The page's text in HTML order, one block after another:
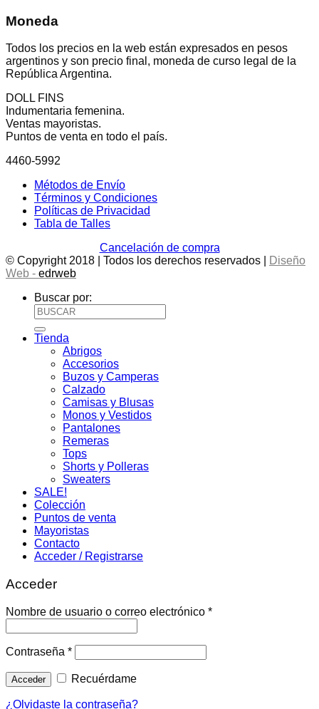
Moneda
Todos los precios en la web están expresados en pesos
argentinos y son precio final, moneda de curso legal de la
República Argentina.
DOLL FINS
Indumentaria femenina.
Ventas mayoristas.
Puntos de venta en todo el país.
4460-5992
Métodos de Envío
Términos y Condiciones
Políticas de Privacidad
Tabla de Talles
Cancelación de compra
© Copyright 2018 | Todos los derechos reservados |
Diseño
Web - edrweb
Buscar por:
Tienda
Abrigos
Accesorios
Buzos y Camperas
Calzado
Camisas y Blusas
Monos y Vestidos
Pantalones
Remeras
Tops
Shorts y Polleras
Sweaters
SALE!
Colección
Puntos de venta
Mayoristas
Contacto
Acceder / Registrarse
Acceder
Nombre de usuario o correo electrónico *
Contraseña *
Acceder Recuérdame
¿Olvidaste la contraseña?